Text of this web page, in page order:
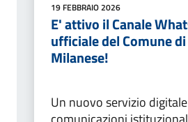
19 FEBBRAIO 2026
E' attivo il Canale
ufficiale del Comune
Milanese!
Un nuovo servizio